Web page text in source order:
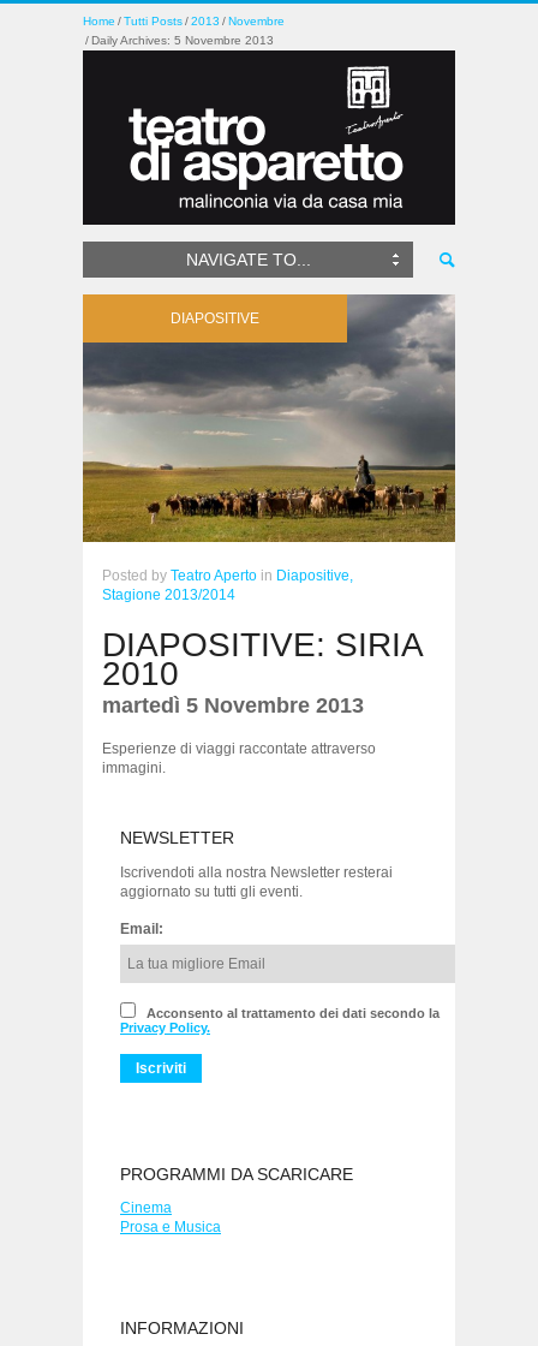
Home Tutti Posts 2013
Novembre
Daily Archives: 5 Novembre 2013
NAVIGATE TO...
DIAPOSITIVE
Posted by Teatro Aperto in Diapositive,
Stagione 2013/2014
DIAPOSITIVE: SIRIA
2010
martedì 5 Novembre 2013
Esperienze di viaggi raccontate attraverso
immagini.
NEWSLETTER
Iscrivendoti alla nostra Newsletter resterai
aggiornato su tutti gli eventi.
Email:
Acconsento al trattamento dei dati secondo la
Privacy Policy.
PROGRAMMI DA SCARICARE
Cinema
Prosa e Musica
INFORMAZIONI